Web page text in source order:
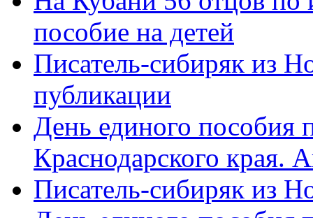
пособие на детей
Писатель-сибиряк из
публикации
День единого пособия
Краснодарского края.
Писатель-сибиряк из